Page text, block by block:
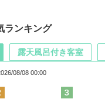
ランキング
08/08 00:00
露天風呂付き客室